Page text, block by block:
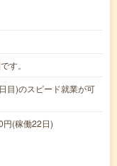
す。
目)のスピード就業が可
(稼働22日)